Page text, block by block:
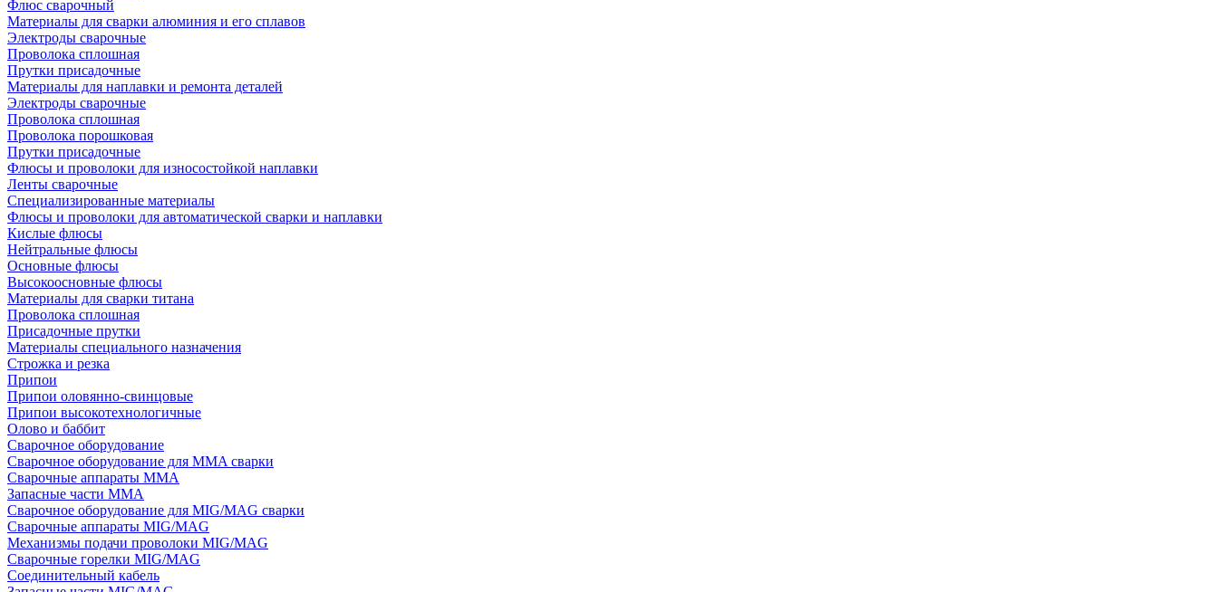
Флюс сварочный
Материалы для сварки алюминия и его сплавов
Электроды сварочные
Проволока сплошная
Прутки присадочные
Материалы для наплавки и ремонта деталей
Электроды сварочные
Проволока сплошная
Проволока порошковая
Прутки присадочные
Флюсы и проволоки для износостойкой наплавки
Ленты сварочные
Специализированные материалы
Флюсы и проволоки для автоматической сварки и наплавки
Кислые флюсы
Нейтральные флюсы
Основные флюсы
Высокоосновные флюсы
Материалы для сварки титана
Проволока сплошная
Присадочные прутки
Материалы специального назначения
Строжка и резка
Припои
Припои оловянно-свинцовые
Припои высокотехнологичные
Олово и баббит
Сварочное оборудование
Сварочное оборудование для MMA сварки
Сварочные аппараты MMA
Запасные части MMA
Сварочное оборудование для MIG/MAG сварки
Сварочные аппараты MIG/MAG
Механизмы подачи проволоки MIG/MAG
Сварочные горелки MIG/MAG
Соединительный кабель